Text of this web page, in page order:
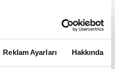
Reklam Ayarları Hakkında
sahte imza
bulunarak "Sizler
ifadelerini kullandı.